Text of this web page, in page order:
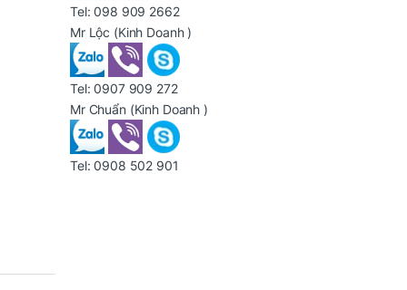
Tel:098 909 2662
Mr Lộc (Kinh Doanh )
Tel:0907 909 272
Mr Chuẩn (Kinh Doanh )
Tel:0908 502 901